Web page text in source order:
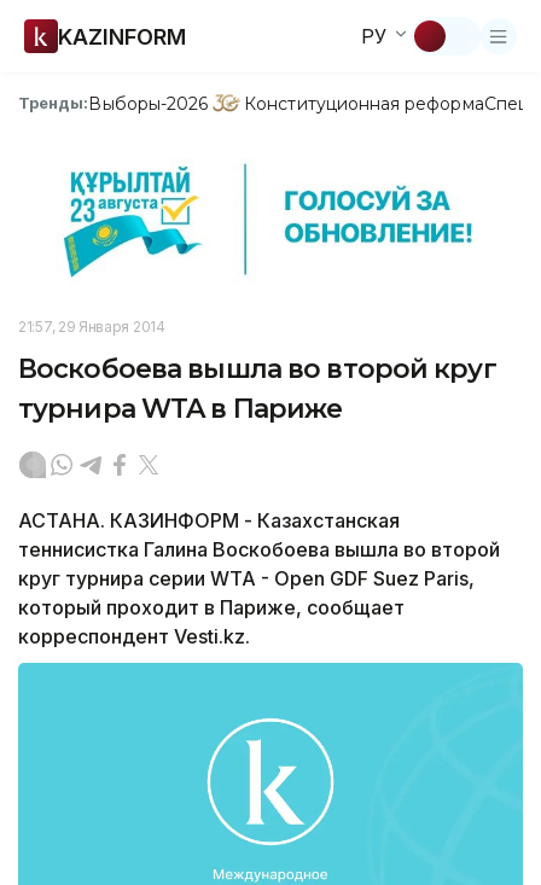
KAZINFORM РУ
Тренды:Выборы-2026 Конституционная реформа
21:57, 29 Января 2014
Воскобоева вышла во второй круг
турнира WTA в Париже
АСТАНА. КАЗИНФОРМ - Казахстанская
теннисистка Галина Воскобоева вышла во второй
круг турнира серии WTA - Open GDF Suez Paris,
который проходит в Париже, сообщает
корреспондент Vesti.kz.